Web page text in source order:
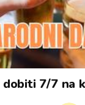
7/7 na